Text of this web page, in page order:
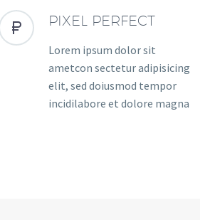

 PIXEL PERFECT
Lorem ipsum dolor sit
ametcon sectetur adipisicing
elit, sed doiusmod tempor
incidilabore et dolore magna